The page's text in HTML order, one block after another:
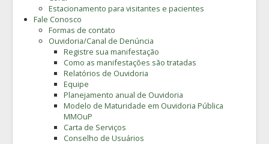
Estacionamento para visitantes e pacientes
Fale Conosco
Formas de contato
Ouvidoria/Canal de Denúncia
Registre sua manifestação
Como as manifestações são tratadas
Relatórios de Ouvidoria
Equipe
Planejamento anual de Ouvidoria
Modelo de Maturidade em Ouvidoria Pública
MMOuP
Carta de Serviços
Conselho de Usuários